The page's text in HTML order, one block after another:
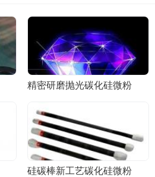
精密研磨抛光碳化硅微粉
硅碳棒新工艺碳化硅微粉